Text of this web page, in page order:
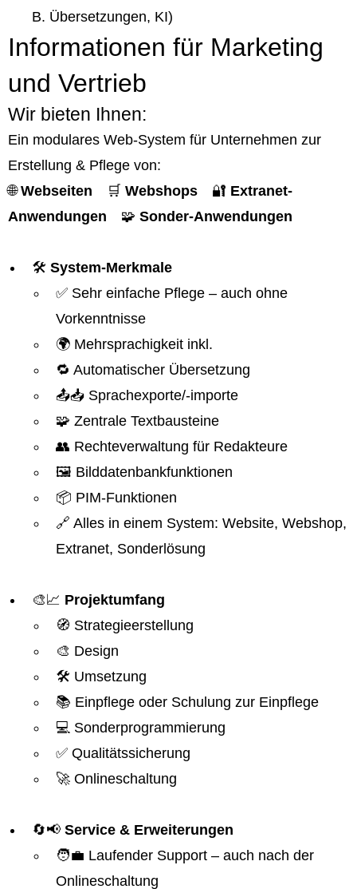
B. Übersetzungen, KI)
Informationen für Marketing
und Vertrieb
Wir bieten Ihnen:
Ein modulares Web-System für Unternehmen zur
Erstellung & Pflege von:
🌐Webseiten 🛒 Webshops 🔐 Extranet-
Anwendungen 🧩 Sonder-Anwendungen
🛠️ System-Merkmale
✅ Sehr einfache Pflege – auch ohne
Vorkenntnisse
🌍 Mehrsprachigkeit inkl.
🔁 Automatischer Übersetzung
📤📥 Sprachexporte/-importe
🧩 Zentrale Textbausteine
👥 Rechteverwaltung für Redakteure
🖼️ Bilddatenbankfunktionen
📦 PIM-Funktionen
🔗 Alles in einem System: Website, Webshop,
Extranet, Sonderlösung
🎨📈 Projektumfang
🧭 Strategieerstellung
🎨 Design
🛠️ Umsetzung
📚 Einpflege oder Schulung zur Einpflege
💻 Sonderprogrammierung
✅ Qualitätssicherung
🚀 Onlineschaltung
🔄📢 Service & Erweiterungen
🧑‍💼 Laufender Support – auch nach der
Onlineschaltung